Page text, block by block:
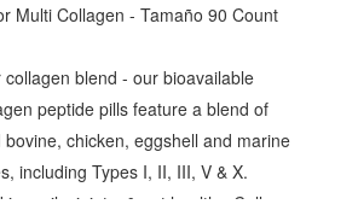
Multi Collagen - Tamaño 90 Count
blend - our bioavailable
peptide pills feature a blend of
bovine, chicken, eggshell and marine
including Types I, II, III, V & X.
nails, joints, & gut health - Collagen